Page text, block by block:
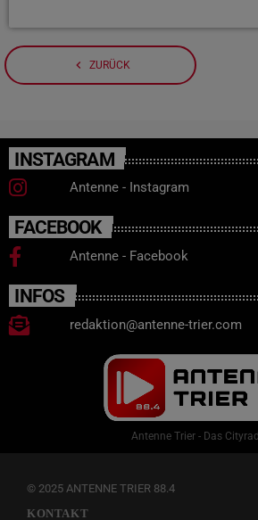
navigate_before ZURÜCK
INSTAGRAM
Antenne - Instagram
FACEBOOK
Antenne - Facebook
INFOS
redaktion@antenne-trier.com
Antenne Trier - Das
© 2025 ANTENNE TRIER 88.4
KONTAKT